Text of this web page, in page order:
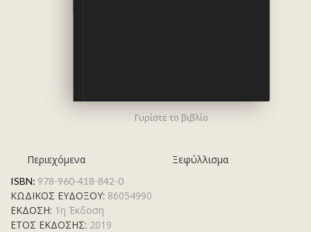
Γυρίστε το βιβλίο
Ξεφύλλισμα
Περιεχόμενα
ISBN: 978-960-418-842-0
ΚΩΔΙΚΟΣ ΕΥΔΟΞΟΥ: 86054990
ΕΚΔΟΣΗ: 1η Έκδοση
ΕΤΟΣ ΕΚΔΟΣΗΣ: 2019